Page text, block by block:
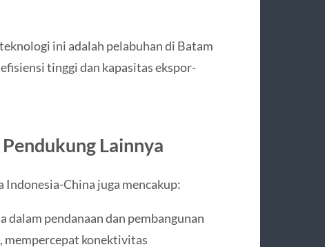
ini adalah pelabuhan di Batam
tinggi dan kapasitas ekspor-
Lainnya
Indonesia-China juga mencakup:
dalam pendanaan dan pembangunan
mempercepat konektivitas